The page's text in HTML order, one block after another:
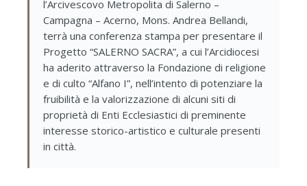
l’Arcivescovo Metropolita di Salerno –
Campagna – Acerno, Mons. Andrea Bellandi,
terrà una conferenza stampa per presentare il
Progetto “SALERNO SACRA”, a cui l’Arcidiocesi
ha aderito attraverso la Fondazione di religione
e di culto “Alfano I”, nell’intento di potenziare la
fruibilità e la valorizzazione di alcuni siti di
proprietà di Enti Ecclesiastici di preminente
interesse storico-artistico e culturale presenti
in città.